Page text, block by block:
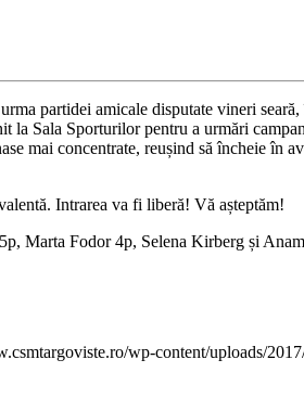
partidei amicale disputate vineri
Sala Sporturilor pentru a urmări
mai concentrate, reușind să încheie în
Intrarea va fi liberă! Vă așteptăm!
Marta Fodor 4p, Selena Kirberg și
wp-content/uploads/